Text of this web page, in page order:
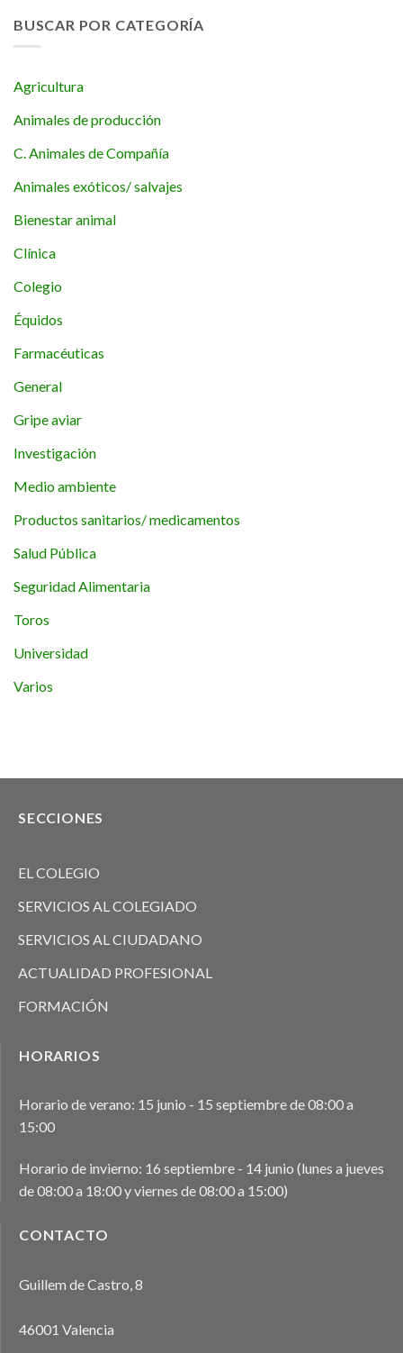
BUSCAR POR CATEGORÍA
Agricultura
Animales de producción
C. Animales de Compañía
Animales exóticos/ salvajes
Bienestar animal
Clínica
Colegio
Équidos
Farmacéuticas
General
Gripe aviar
Investigación
Medio ambiente
Productos sanitarios/ medicamentos
Salud Pública
Seguridad Alimentaria
Toros
Universidad
Varios
SECCIONES
EL COLEGIO
SERVICIOS AL COLEGIADO
SERVICIOS AL CIUDADANO
ACTUALIDAD PROFESIONAL
FORMACIÓN
HORARIOS
Horario de verano: 15 junio - 15 septiembre de 08:00 a
15:00
Horario de invierno: 16 septiembre - 14 junio (lunes a jueves
de 08:00 a 18:00 y viernes de 08:00 a 15:00)
CONTACTO
Guillem de Castro, 8
46001 Valencia